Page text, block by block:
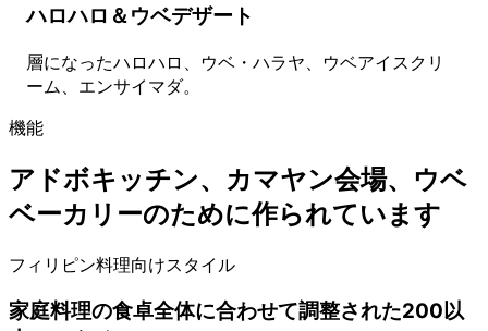
ハロハロ＆ウベデザート
層になったハロハロ、ウベ・ハラヤ、ウベアイスクリ
ーム、エンサイマダ。
機能
アドボキッチン、カマヤン会場、ウベ
ベーカリーのために作られています
フィリピン料理向けスタイル
家庭料理の食卓全体に合わせて調整された200以